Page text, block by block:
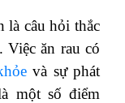
là câu hỏi thắc
Việc ăn rau có
và sự phát
một số điểm